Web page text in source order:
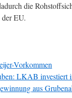
die
der EU.
Vorkommen
LKAB investiert
aus